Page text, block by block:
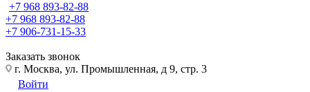
+7 968 893-82-88
+7 968 893-82-88
+7 906-731-15-33
Заказать звонок
г. Москва, ул. Промышленная, д 9, стр. 3
Войти